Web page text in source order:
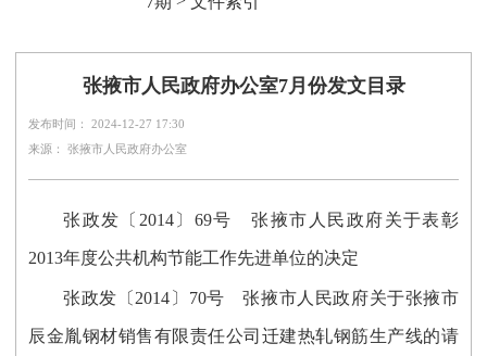
张掖市人民政府办公室7月份发文目录
发布时间： 2024-12-27 17:30
来源： 张掖市人民政府办公室
张政发〔2014〕69号 张掖市人民政府关于表彰
2013年度公共机构节能工作先进单位的决定
张政发〔2014〕70号 张掖市人民政府关于张掖市
辰金胤钢材销售有限责任公司迁建热轧钢筋生产线的请